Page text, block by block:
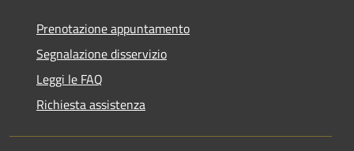
Prenotazione appuntamento
Segnalazione disservizio
Leggi le FAQ
Richiesta assistenza